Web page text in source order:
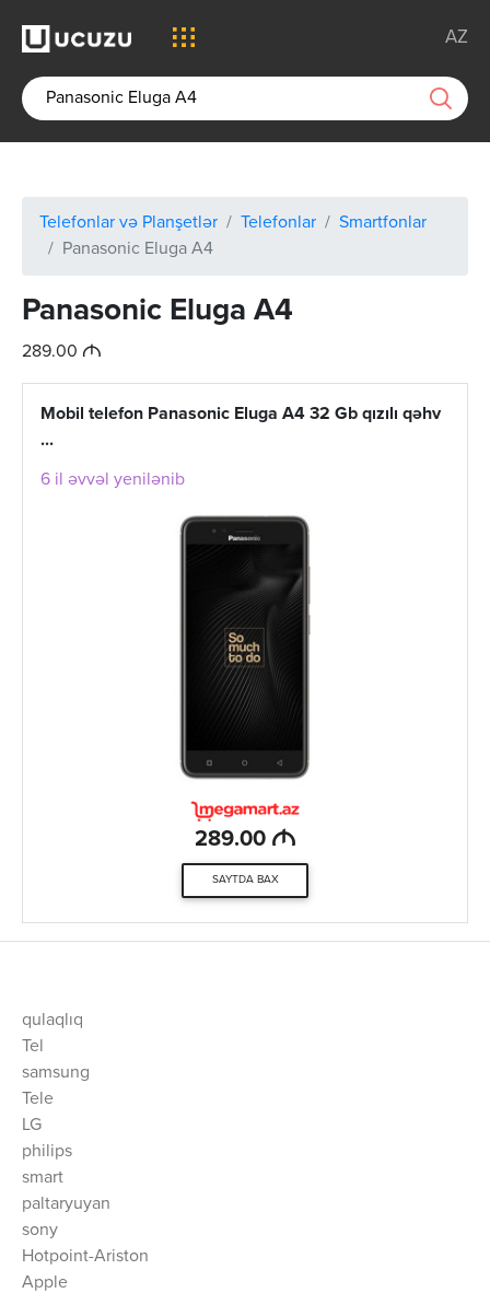
AZ
Telefonlar və Planşetlər Telefonlar
Smartfonlar
Panasonic Eluga A4
Panasonic Eluga A4
289.00 M
Mobil telefon Panasonic Eluga A4 32 Gb qızılı qəhv
...
6 il əvvəl yenilənib
289.00 M
SAYTDA BAX
qulaqlıq
Tel
samsung
Tele
LG
philips
smart
paltaryuyan
sony
Hotpoint-Ariston
Apple